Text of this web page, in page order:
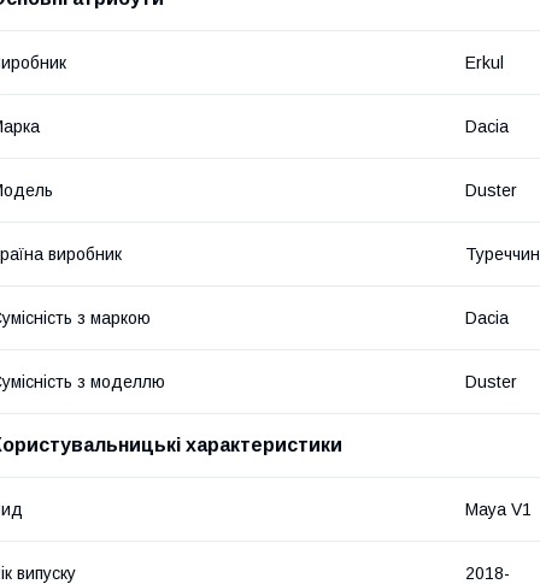
Erkul
Dacia
Duster
виробник
з маркою Dacia
з моделлю Duster
характеристики
Maya V1
випуску 2018-